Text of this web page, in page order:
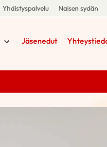
Yhdistyspalvelu Naisen sydän
Jäsenedut